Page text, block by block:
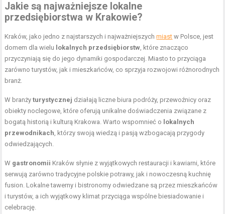
Jakie są najważniejsze lokalne
przedsiębiorstwa w Krakowie?
Kraków, jako jedno z najstarszych i najważniejszychmiast w Polsce, jest
domem dla wielu lokalnych przedsiębiorstw, które znacząco
przyczyniają się do jego dynamiki gospodarczej. Miasto to przyciąga
zarówno turystów, jak i mieszkańców, co sprzyja rozwojowi różnorodnych
branż.
W branżyturystycznej działają liczne biura podróży, przewoźnicy oraz
obiekty noclegowe, które oferują unikalne doświadczenia związane z
bogatą historią i kulturą Krakowa. Warto wspomnieć o lokalnych
przewodnikach, którzy swoją wiedzą i pasją wzbogacają przygody
odwiedzających.
W gastronomii Kraków słynie z wyjątkowych restauracji i kawiarni, które
serwują zarówno tradycyjne polskie potrawy, jak i nowoczesną kuchnię
fusion. Lokalne tawerny i bistronomy odwiedzane są przez mieszkańców
i turystów, a ich wyjątkowy klimat przyciąga wspólne biesiadowanie i
celebrację.